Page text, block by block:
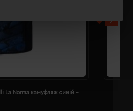
La Norma камуфляж синій -